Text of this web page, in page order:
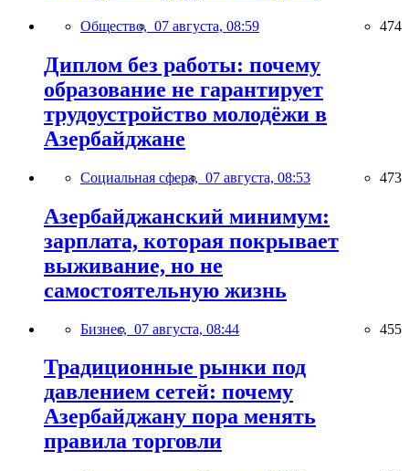
Общество, 07 августа, 08:59 474
Диплом без работы: почему
образование не гарантирует
трудоустройство молодёжи в
Азербайджане
Социальная сфера, 07 августа, 08:53 473
Азербайджанский минимум:
зарплата, которая покрывает
выживание, но не
самостоятельную жизнь
Бизнес, 07 августа, 08:44 455
Традиционные рынки под
давлением сетей: почему
Азербайджану пора менять
правила торговли